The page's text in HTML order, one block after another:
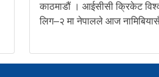
काठमाडौं । आईसीसी क्रिकेट
लिग–२ मा नेपालले आज